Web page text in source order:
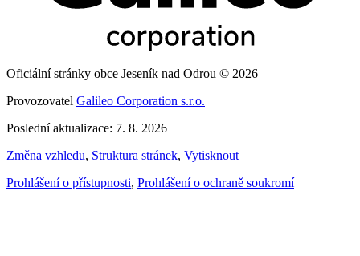
Oficiální stránky obce Jeseník nad Odrou © 2026
Provozovatel Galileo Corporation s.r.o.
Poslední aktualizace: 7. 8. 2026
Změna vzhledu, Struktura stránek, Vytisknout
Prohlášení o přístupnosti, Prohlášení o ochraně soukromí